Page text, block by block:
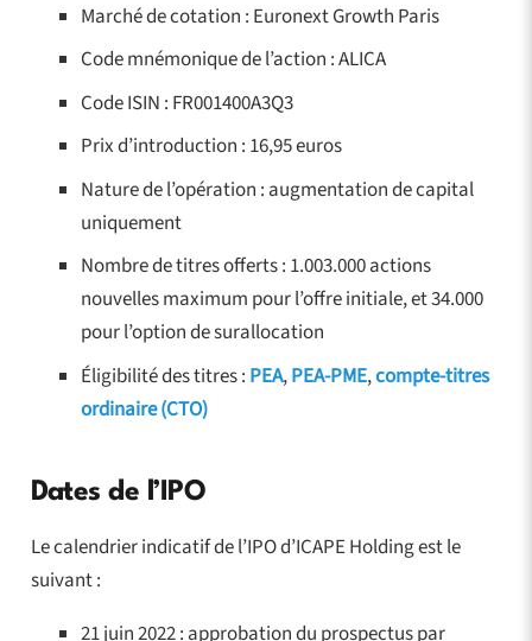
Marché de cotation : Euronext Growth Paris
Code mnémonique de l’action : ALICA
Code ISIN : FR001400A3Q3
Prix d’introduction : 16,95 euros
Nature de l’opération : augmentation de capital
uniquement
Nombre de titres offerts : 1.003.000actions
nouvelles maximum pour l’offre initiale, et 34.000
pour l’option de surallocation
Éligibilité des titres : PEA,PEA-PME,compte-titres
ordinaire (CTO)
Dates de l’IPO
Le calendrier indicatif de l’IPO d’ICAPE Holding est le
suivant :
21 juin 2022 : approbation du prospectus par